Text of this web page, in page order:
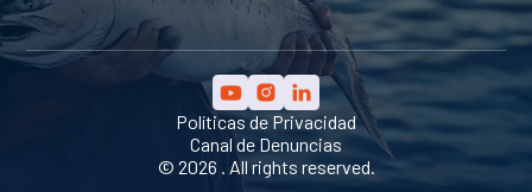
© 2026 . All rights reserved.
Políticas de Privacidad
Canal de Denuncias